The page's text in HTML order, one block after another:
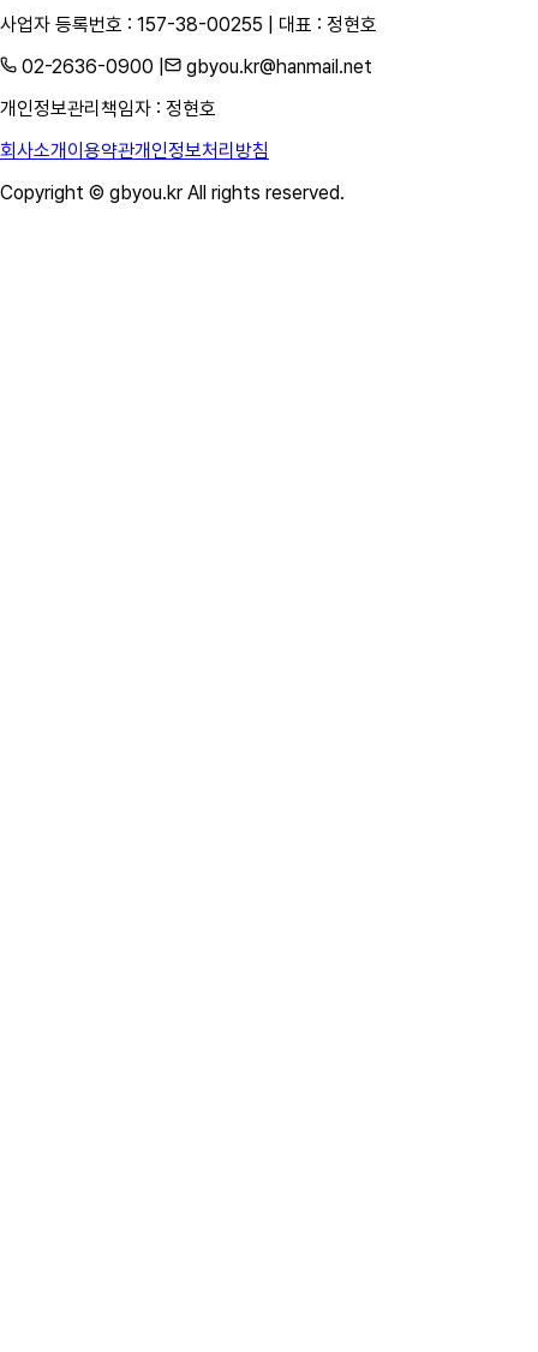
사업자 등록번호 : 157-38-00255 | 대표 : 정현호
02-2636-0900 |
gbyou.kr@hanmail.net
개인정보관리책임자 : 정현호
회사소개이용약관개인정보처리방침
Copyright © gbyou.kr All rights reserved.